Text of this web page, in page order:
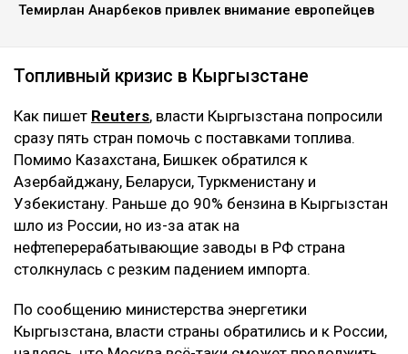
Темирлан Анарбеков привлек внимание европейцев
Топливный кризис в Кыргызстане
Как пишет Reuters, власти Кыргызстана попросили
сразу пять стран помочь с поставками топлива.
Помимо Казахстана, Бишкек обратился к
Азербайджану, Беларуси, Туркменистану и
Узбекистану. Раньше до 90% бензина в Кыргызстан
шло из России, но из-за атак на
нефтеперерабатывающие заводы в РФ страна
столкнулась с резким падением импорта.
По сообщению министерства энергетики
Кыргызстана, власти страны обратились и к России,